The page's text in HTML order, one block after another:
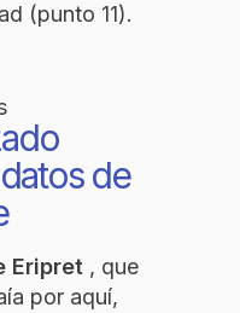
(punto 11).
de
Eripret , que
por aquí,